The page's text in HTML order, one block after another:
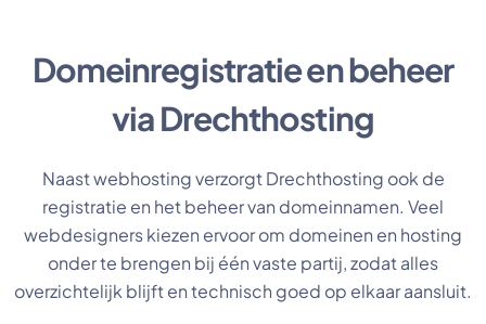
Domeinregistratie en beheer
via Drechthosting
Naast webhosting verzorgt Drechthosting ook de
registratie en het beheer van domeinnamen. Veel
webdesigners kiezen ervoor om domeinen en hosting
onder te brengen bij één vaste partij, zodat alles
overzichtelijk blijft en technisch goed op elkaar aansluit.